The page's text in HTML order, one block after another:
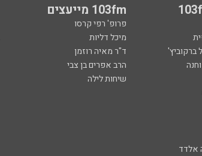
103fm מייעצים
פרופ' רפי קרסו
מיכל דליות
ברקוביץ'
ד"ר מאיה רוזמן
הרב אפרים בן צבי
שיחות לילה
אלדד